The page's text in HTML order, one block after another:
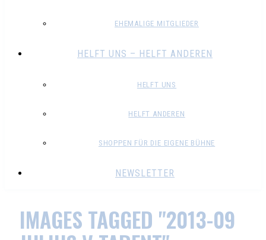
EHEMALIGE MITGLIEDER
HELFT UNS – HELFT ANDEREN
HELFT UNS
HELFT ANDEREN
SHOPPEN FÜR DIE EIGENE BÜHNE
NEWSLETTER
IMAGES TAGGED "2013-09